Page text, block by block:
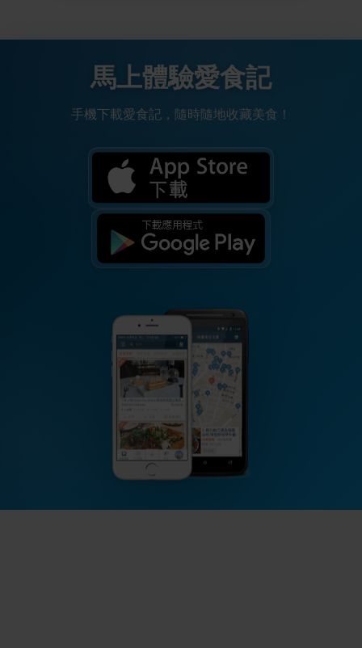
馬上體驗愛食記
手機下載愛食記，隨時隨地收藏美食！